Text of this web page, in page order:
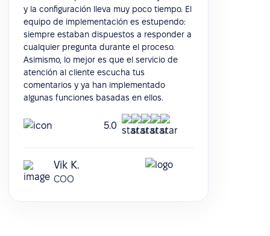
y la configuración lleva muy poco tiempo. El
equipo de implementación es estupendo:
siempre estaban dispuestos a responder a
cualquier pregunta durante el proceso.
Asimismo, lo mejor es que el servicio de
atención al cliente escucha tus
comentarios y ya han implementado
algunas funciones basadas en ellos.
5.0
Vik K.
COO